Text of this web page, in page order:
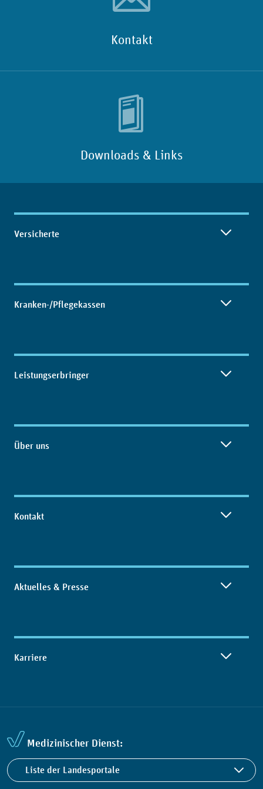
Kontakt
Downloads & Links
Inhaltsübersicht
Versicherte
Kranken-/Pflegekassen
Leistungserbringer
Über uns
Kontakt
Aktuelles & Presse
Karriere
Medizinischer Dienst:
Liste der Landesportale